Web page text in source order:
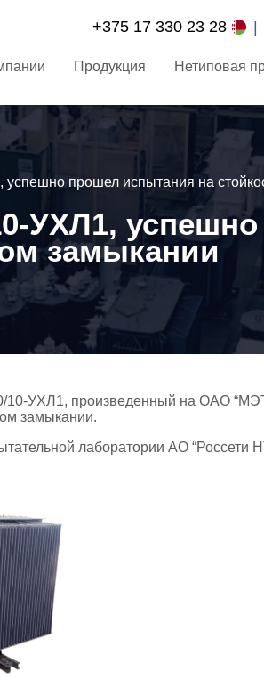
+375 17 330 23 28
Продукция Нетиповая
прошел испытания на
УХЛ1,
замыкании
10-УХЛ1, произведенный на ОАО
замыкании.
лаборатории АО “Россети